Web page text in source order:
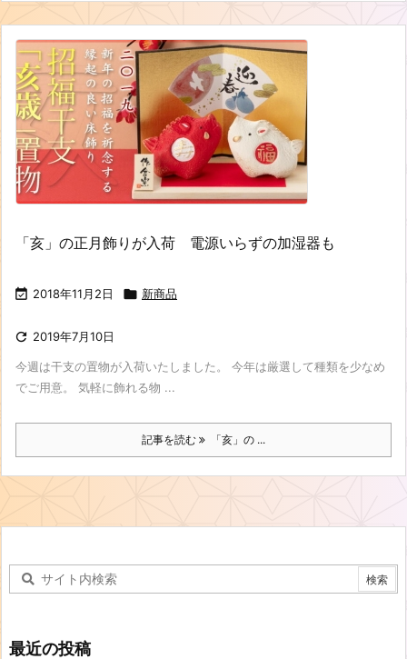
「亥」の正月飾りが入荷 電源いらずの加湿器も
 2018年11月2日  新商品
 2019年7月10日
今週は干支の置物が入荷いたしました。 今年は厳選して種類を少なめ
でご用意。 気軽に飾れる物 ...
記事を読む 「亥」の ...
最近の投稿